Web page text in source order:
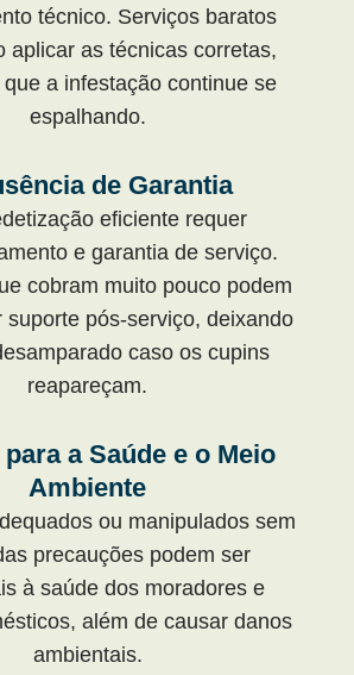
técnico. Serviços baratos
aplicar as técnicas corretas,
a infestação continue se
espalhando.
de Garantia
eficiente requer
e garantia de serviço.
cobram muito pouco podem
suporte pós-serviço, deixando
caso os cupins
reapareçam.
a Saúde e o Meio
Ambiente
ou manipulados sem
precauções podem ser
à saúde dos moradores e
além de causar danos
ambientais.